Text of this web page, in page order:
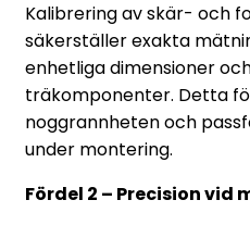
Kalibrering av skär- och
säkerställer exakta
enhetliga dimensioner
träkomponenter. Detta
noggrannheten och
under montering.
Fördel 2 – Precision vid